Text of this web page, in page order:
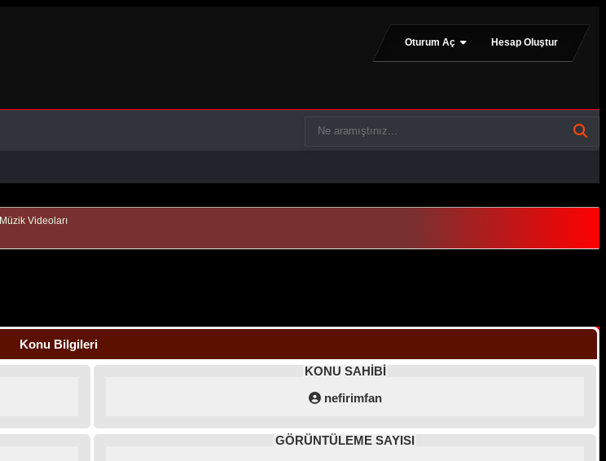
Oturum Aç Hesap Oluştur
Müzik Videoları
Konu Bilgileri
KONU SAHİBİ
nefirimfan
GÖRÜNTÜLEME SAYISI